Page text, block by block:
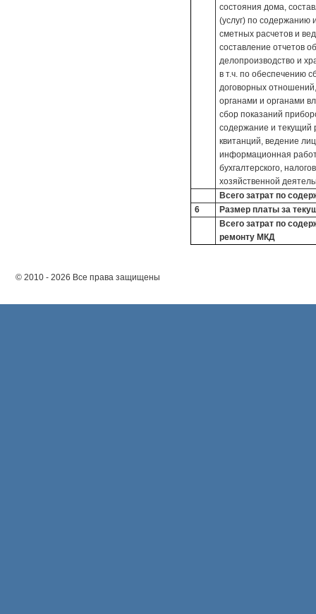
состояния дома,
(услуг) по содержанию
сметных расчетов и
составление отчетов
делопроизводство и
в т.ч. по обеспечению
договорных
органами и органами
сбор показаний
содержание и текущий
квитанций, ведение
информационная
бухгалтерского,
хозяйственной
Всего затрат по
6
Размер платы за
Всего затрат по
ремонту МКД
© 2010 - 2026 Все права защищены